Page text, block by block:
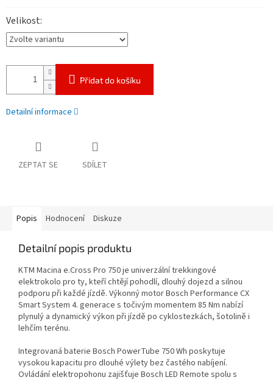
Velikost
Přidat do košíku
Detailní informace
ZEPTAT SE SDÍLET
Popis Hodnocení Diskuze
Detailní popis produktu
KTM Macina e.Cross Pro 750 je univerzální trekkingové
elektrokolo pro ty, kteří chtějí pohodlí, dlouhý dojezd a silnou
podporu při každé jízdě. Výkonný motor Bosch Performance CX
Smart System 4. generace s točivým momentem 85 Nm nabízí
plynulý a dynamický výkon při jízdě po cyklostezkách, šotolině i
lehčím terénu.
Integrovaná baterie Bosch PowerTube 750 Wh poskytuje
vysokou kapacitu pro dlouhé výlety bez častého nabíjení.
Ovládání elektropohonu zajišťuje Bosch LED Remote spolu s